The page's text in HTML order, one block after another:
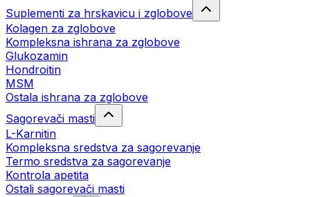
Suplementi za hrskavicu i zglobove
Kolagen za zglobove
Kompleksna ishrana za zglobove
Glukozamin
Hondroitin
MSM
Ostala ishrana za zglobove
Sagorevači masti
L-Karnitin
Kompleksna sredstva za sagorevanje
Termo sredstva za sagorevanje
Kontrola apetita
Ostali sagorevači masti